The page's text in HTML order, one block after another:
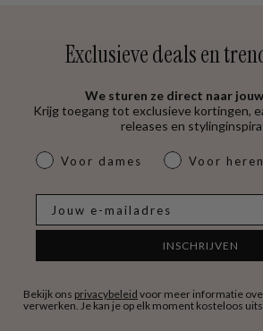
Exclusieve deals en
We sturen ze direct naar
Krijg toegang tot exclusieve kortingen,
releases en
dames & heren
Voor dames Voor heren
INSCHRIJVEN
Bekijk ons privacybeleid voor meer informatie
verwerken. Je kan je op elk moment kosteloos